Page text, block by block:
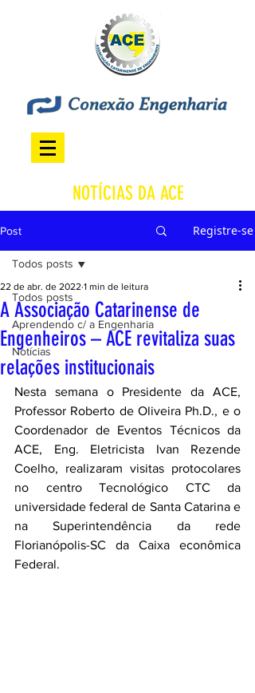
NOTÍCIAS DA ACE
Post Registre-se
Todos posts
Aprendendo c/ a Engenharia
Notícias
Todos posts
A Associação Catarinense de
Engenheiros – ACE revitaliza suas
relações institucionais
22 de abr. de 2022 1 min de leitura
Nesta semana o Presidente da ACE,
Professor Roberto de Oliveira Ph.D., e o
Coordenador de Eventos Técnicos da
ACE, Eng. Eletricista Ivan Rezende
Coelho, realizaram visitas protocolares
no centro Tecnológico CTC da
universidade federal de Santa Catarina e
na Superintendência da rede
Florianópolis-SC da Caixa econômica
Federal.